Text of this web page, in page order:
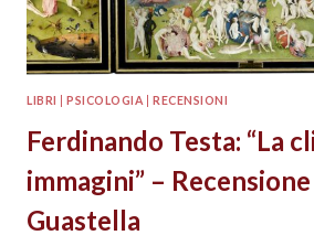
LIBRI |PSICOLOGIA |RECENSIONI
Ferdinando Testa: “La
immagini” –
Guastella